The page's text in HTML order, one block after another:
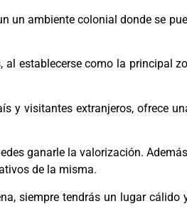
un ambiente colonial donde se
establecerse como la principal
y visitantes extranjeros, ofrece
ganarle la valorización.
de la misma.
siempre tendrás un lugar